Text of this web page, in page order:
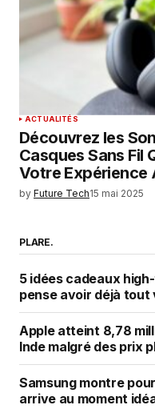
ACTUALITÉS
Découvrez les
Casques Sans Fil
Votre Expérience
by Future Tech15 mai 2025
PLARE.
5 idées cadeaux
pense avoir déjà tout
Apple atteint 8,78
Inde malgré des prix
Samsung montre
arrive au moment